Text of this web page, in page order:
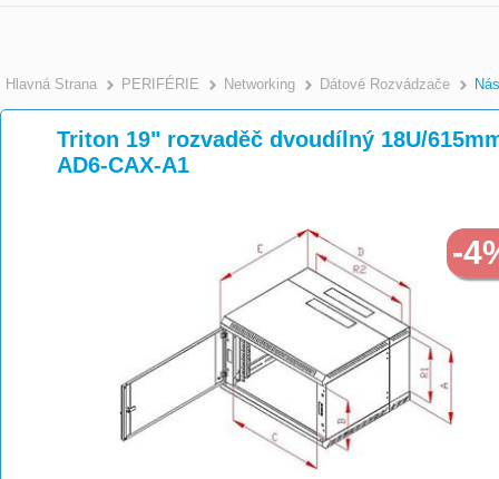
Hlavná Strana >
PERIFÉRIE >
Networking >
Dátové Rozvádzače
Triton 19" rozvaděč dvoudílný 18U/
AD6-CAX-A1
-